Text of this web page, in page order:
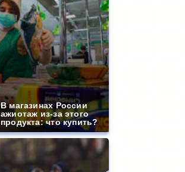
В магазинах России
ажиотаж из-за этого
продукта: что купить?